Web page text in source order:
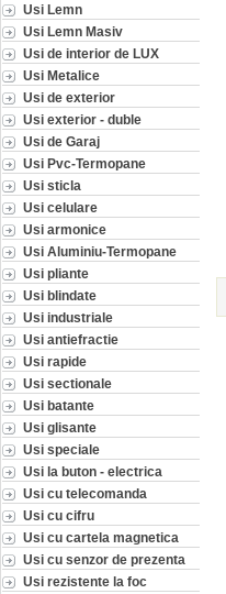
Usi Lemn
Usi Lemn Masiv
Usi de interior de LUX
Usi Metalice
Usi de exterior
Usi exterior - duble
Usi de Garaj
Usi Pvc-Termopane
Usi sticla
Usi celulare
Usi armonice
Usi Aluminiu-Termopane
Usi pliante
Usi blindate
Usi industriale
Usi antiefractie
Usi rapide
Usi sectionale
Usi batante
Usi glisante
Usi speciale
Usi la buton - electrica
Usi cu telecomanda
Usi cu cifru
Usi cu cartela magnetica
Usi cu senzor de prezenta
Usi rezistente la foc